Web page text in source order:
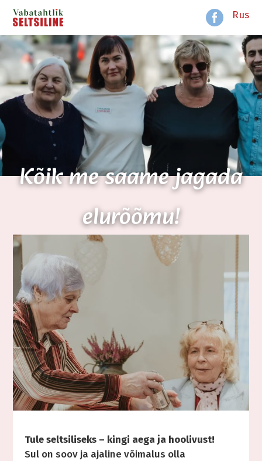
Rus
Kõik me saame jagada
elurõõmu!
Tule seltsiliseks – kingi aega ja hoolivust!
Sul on soov ja ajaline võimalus olla